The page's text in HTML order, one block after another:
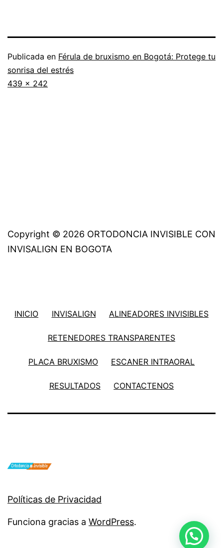
Publicada en Férula de bruxismo en Bogotá: Protege tu
sonrisa del estrés
Tamaño
439 × 242
Copyright © 2026 ORTODONCIA INVISIBLE CON
INVISALIGN EN BOGOTA
INICIO INVISALIGN ALINEADORES INVISIBLES
RETENEDORES TRANSPARENTES
PLACA BRUXISMO ESCANER INTRAORAL
RESULTADOS CONTACTENOS
Políticas de Privacidad
Funciona gracias a WordPress.